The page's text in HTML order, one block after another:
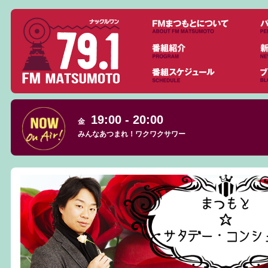
金 19:00 - 20:00
みんなあつまれ！ワクワクサワー